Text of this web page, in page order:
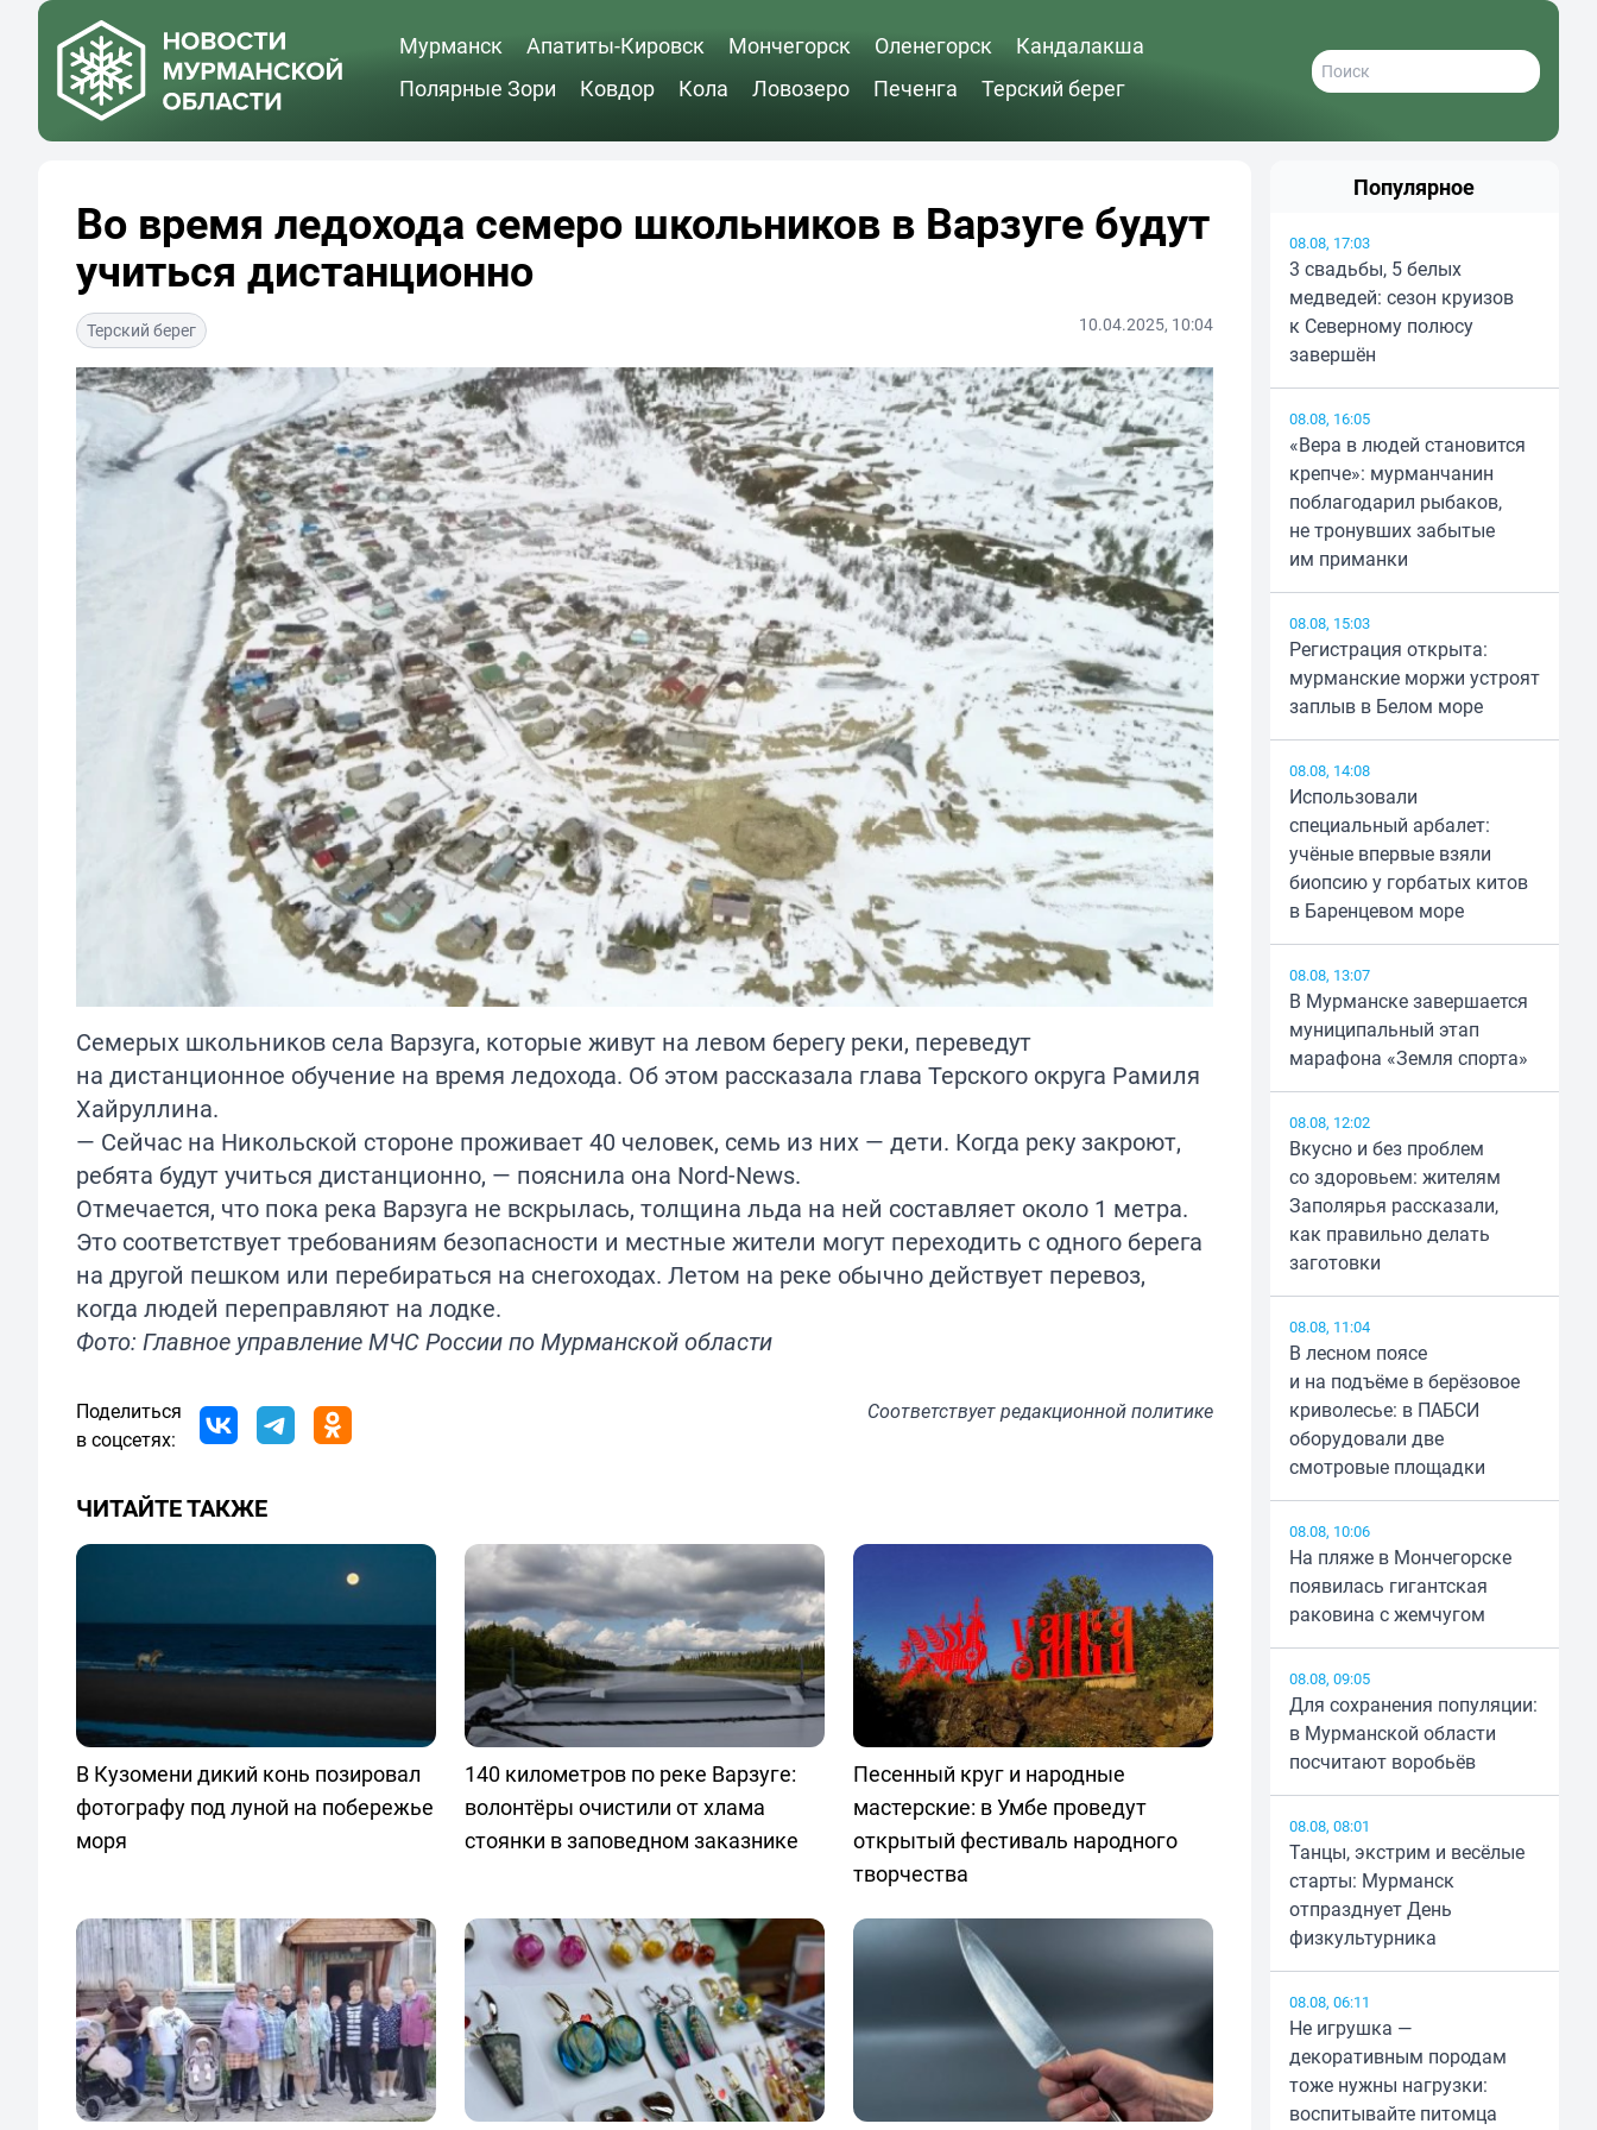
Мурманск Апатиты-Кировск Мончегорск Оленегорск
Кандалакша
Полярные Зори
Ковдор Кола Ловозеро Печенга Терский берег
Во время ледохода семеро школьников в Варзуге будут
учиться дистанционно
Терский берег 10.04.2025, 10:04
Семерых школьников села Варзуга, которые живут на левом берегу реки, переведут
на дистанционное обучение на время ледохода. Об этом рассказала глава Терского округа Рамиля
Хайруллина.
— Сейчас на Никольской стороне проживает 40 человек, семь из них — дети. Когда реку закроют,
ребята будут учиться дистанционно, — пояснила она Nord-News.
Отмечается, что пока река Варзуга не вскрылась, толщина льда на ней составляет около 1 метра.
Это соответствует требованиям безопасности и местные жители могут переходить с одного берега
на другой пешком или перебираться на снегоходах. Летом на реке обычно действует перевоз,
когда людей переправляют на лодке.
Фото: Главное управление МЧС России по Мурманской области
Поделиться
в соцсетях:
Соответствуетредакционной политике
ЧИТАЙТЕ ТАКЖЕ
В Кузомени дикий конь позировал
фотографу под луной на побережье
моря
140 километров по реке Варзуге:
волонтёры очистили от хлама
стоянки в заповедном заказнике
Песенный круг и народные
мастерские: в Умбе проведут
открытый фестиваль народного
творчества
Популярное
08.08, 17:03
3 свадьбы, 5 белых
медведей: сезон круизов
к Северному полюсу
завершён
08.08, 16:05
«Вера в людей становится
крепче»: мурманчанин
поблагодарил рыбаков,
не тронувших забытые
им приманки
08.08, 15:03
Регистрация открыта:
мурманские моржи устроят
заплыв в Белом море
08.08, 14:08
Использовали
специальный арбалет:
учёные впервые взяли
биопсию у горбатых китов
в Баренцевом море
08.08, 13:07
В Мурманске завершается
муниципальный этап
марафона «Земля спорта»
08.08, 12:02
Вкусно и без проблем
со здоровьем: жителям
Заполярья рассказали,
как правильно делать
заготовки
08.08, 11:04
В лесном поясе
и на подъёме в берёзовое
криволесье: в ПАБСИ
оборудовали две
смотровые площадки
08.08, 10:06
На пляже в Мончегорске
появилась гигантская
раковина с жемчугом
08.08, 09:05
Для сохранения популяции:
в Мурманской области
посчитают воробьёв
08.08, 08:01
Танцы, экстрим и весёлые
старты: Мурманск
отпразднует День
физкультурника
08.08, 06:11
Не игрушка —
декоративным породам
тоже нужны нагрузки:
воспитывайте питомца